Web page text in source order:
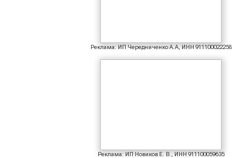
Реклама: ИП Чередниченко А.А, ИНН 911100022258
Реклама: ИП Новиков Е. В., ИНН 911100059635